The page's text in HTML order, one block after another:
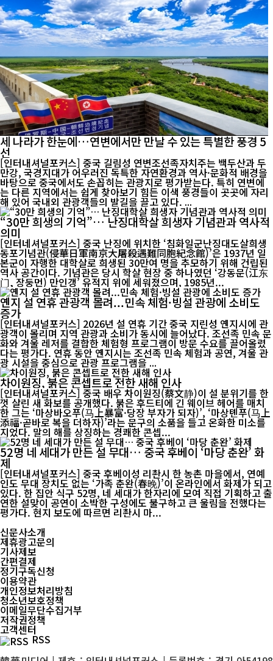
세 나라가 한눈에…연변에서만 만날 수 있는 특별한 풍경 5
선
[인터내셔널포커스] 중국 길림성 연변조선족자치주는 백두산과 두
만강, 국경지대가 어우러진 독특한 자연환경과 역사·문화적 배경을
바탕으로 중국에서도 손꼽히는 관광지로 평가받는다. 특히 연변에
는 다른 지역에서는 쉽게 찾아보기 힘든 이색 풍경들이 곳곳에 자리
해 있어 국내외 관광객들의 발길을 끌고 있다. ...
“30만 희생의 기억”… 난징대학살 희생자 기념관과 역사적
의미
[인터네셔널포커스] 중국 난징에 위치한 ‘침화일군난징대도살희생
동포기념관(侵華日軍南京大屠殺遇難同胞紀念館)’은 1937년 일
본군이 자행한 대학살로 희생된 30만여 명을 추모하기 위해 건립된
역사 공간이다. 기념관은 당시 학살 현장 중 하나였던 ‘강동문(江东
门, 장둥먼) 만인갱’ 유적지 위에 세워졌으며, 1985년...
옌지 설 연휴 관광객 몰려...민속 체험·빙설 관광에 소비도
증가
[인터내셔널포커스] 2026년 설 연휴 기간 중국 지린성 옌지시에 관
광객이 몰리며 지역 관광과 소비가 동시에 늘어났다. 조선족 민속 문
화와 겨울 레저를 결합한 체험형 프로그램이 방문 수요를 끌어올렸
다는 평가다. 연휴 동안 옌지시는 조선족 민속 체험과 공연, 겨울 관
광 시설을 중심으로 관광 프로그램을 ...
차이원징, 붉은 콘셉트로 전한 새해 인사
[인터내셔널포커스] 중국 배우 차이원징(蔡文静)이 설 분위기를 한
껏 살린 새 화보를 공개했다. 붉은 후드티에 긴 웨이브 헤어를 매치
한 그는 ‘마상바오푸(马上暴富·당장 부자가 되자)’, ‘마상톈푸(马上
添福·곧바로 복을 더하자)’라는 문구의 소품을 들고 온화한 미소를
지었다. 말의 해를 상징하는 경쾌한 콘셉...
52명 네 세대가 만든 설 무대… 중국 후베이 ‘마당 춘완’ 화
제
[인터내셔널포커스] 중국 후베이성 리촨시 한 농촌 마을에서, 연예
인도 무대 장치도 없는 ‘가족 춘완(春晚)’이 온라인에서 화제가 되고
있다. 한 집안 식구 52명, 네 세대가 한자리에 모여 직접 기획하고 출
연한 설맞이 공연이 소박한 구성에도 불구하고 큰 울림을 전했다는
평가다. 현지 보도에 따르면 리촨시 마...
신문사소개
제휴광고문의
기사제보
간편결제
정기구독신청
이용약관
개인정보처리방침
청소년보호정책
이메일무단수집거부
저작권정책
고객센터
RSS